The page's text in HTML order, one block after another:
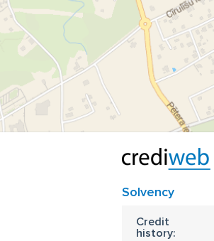
Solvency
Credit
history: